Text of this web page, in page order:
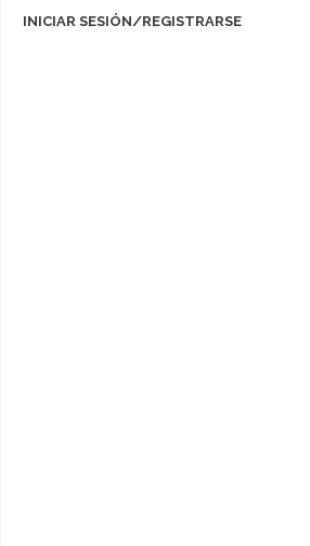
INICIAR SESIÓN/REGISTRARSE